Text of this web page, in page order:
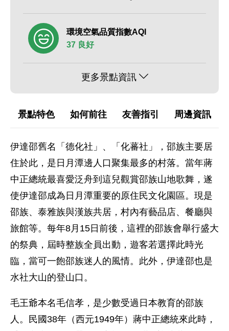
環境空氣品質指數AQI
37 良好
更多景點資訊
景點特色 如何前往 友善指引 周邊資訊
伊達邵舊名「德化社」、「化蕃社」，邵族主要居
住於此，是日月潭邊人口聚集最多的村落。當年蔣
中正總統最喜愛泛舟到這兒觀賞邵族山地歌舞，遂
使伊達邵成為日月潭重要的原住民文化園區。現是
邵族、泰雅族與漢族共居，村內有藝品店、餐廳與
旅館等。每年8月15日前後，這裡的邵族會舉行盛大
的祭典，屆時整族全員出動，遊客若選擇此時光
臨，當可一飽邵族迷人的風情。此外，伊達邵也是
水社大山的登山口。
毛王爺本名毛信孝，是少數受過日本教育的邵族
人。民國38年（西元1949年）蔣中正總統來此時，